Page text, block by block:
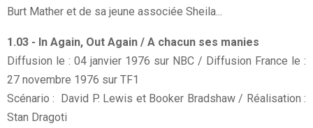
Burt Mather et de sa jeune associée Sheila...
1.03 - In Again, Out Again / A chacun ses manies
Diffusion le : 04 janvier 1976 sur NBC / Diffusion France le :
27 novembre 1976 sur TF1
Scénario : David P. Lewis et Booker Bradshaw / Réalisation :
Stan Dragoti